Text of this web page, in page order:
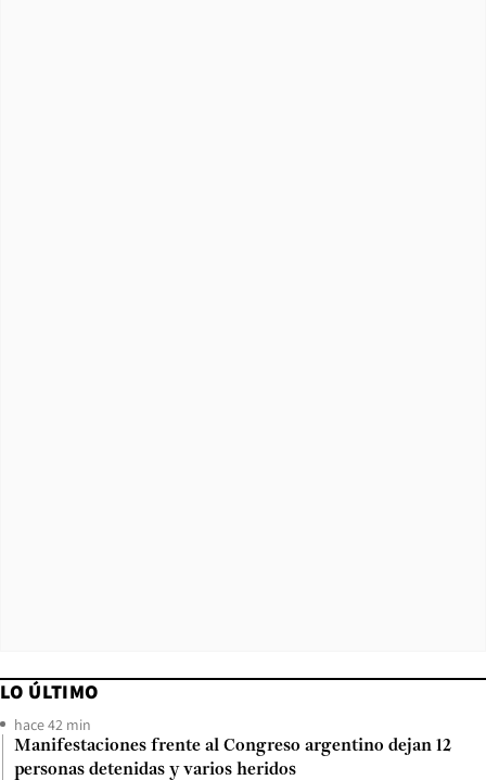
LO ÚLTIMO
hace 42 min
Manifestaciones frente al Congreso argentino dejan 12
personas detenidas y varios heridos